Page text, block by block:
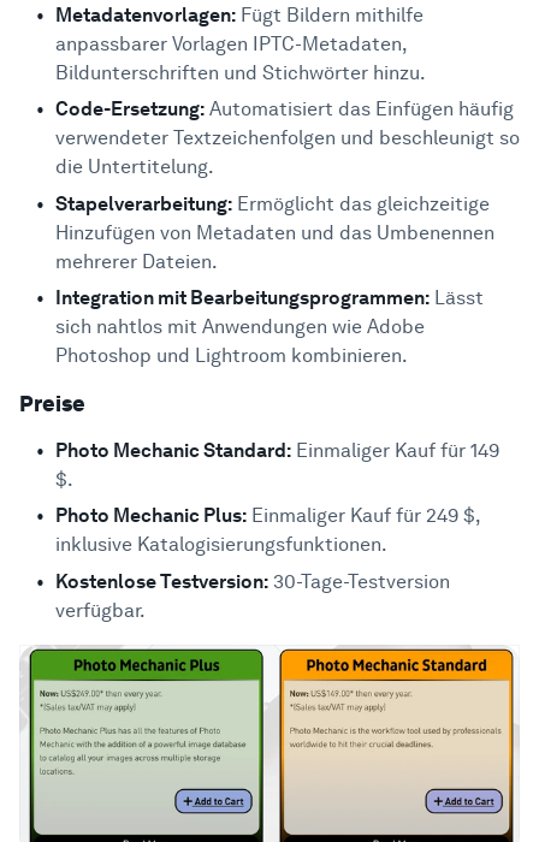
Metadatenvorlagen: Fügt Bildern mithilfe
anpassbarer Vorlagen IPTC-Metadaten,
Bildunterschriften und Stichwörter hinzu.
Code-Ersetzung: Automatisiert das Einfügen häufig
verwendeter Textzeichenfolgen und beschleunigt so
die Untertitelung.
Stapelverarbeitung: Ermöglicht das gleichzeitige
Hinzufügen von Metadaten und das Umbenennen
mehrerer Dateien.
Integration mit Bearbeitungsprogrammen: Lässt
sich nahtlos mit Anwendungen wie Adobe
Photoshop und Lightroom kombinieren.
Preise
Photo Mechanic Standard: Einmaliger Kauf für 149
$.
Photo Mechanic Plus: Einmaliger Kauf für 249 $,
inklusive Katalogisierungsfunktionen.
Kostenlose Testversion: 30-Tage-Testversion
verfügbar.